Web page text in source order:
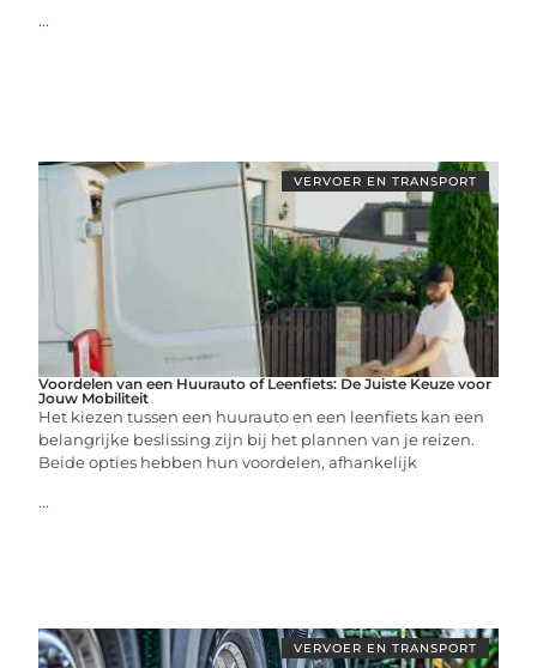
...
VERVOER EN TRANSPORT
Voordelen van een Huurauto of Leenfiets: De Juiste Keuze voor
Jouw Mobiliteit
Het kiezen tussen een huurauto en een leenfiets kan een
belangrijke beslissing zijn bij het plannen van je reizen.
Beide opties hebben hun voordelen, afhankelijk
...
VERVOER EN TRANSPORT